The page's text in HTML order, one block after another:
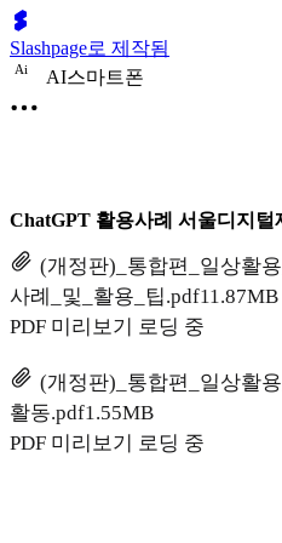
Slashpage로 제작됨
Ai AI스마트폰
ChatGPT 활용사례 서울디지털
(개정판)_통합편_일상활
사례_및_활용_팁.pdf11.87MB
PDF 미리보기 로딩 중
(개정판)_통합편_일상활
활동.pdf1.55MB
PDF 미리보기 로딩 중